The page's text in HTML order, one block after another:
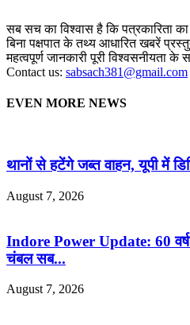
सब सच का विश्वास है कि पत्रकारिता
बिना पक्षपात के तथ्य आधारित खबरें
महत्वपूर्ण जानकारी पूरी विश्वसनीयता
Contact us: sabsach381@gmail.com
EVEN MORE NEWS
थानों से हटेंगे जब्त वाहन, यूपी में
August 7, 2026
Indore Power Update: 60 वर्ष
चंबल सब...
August 7, 2026